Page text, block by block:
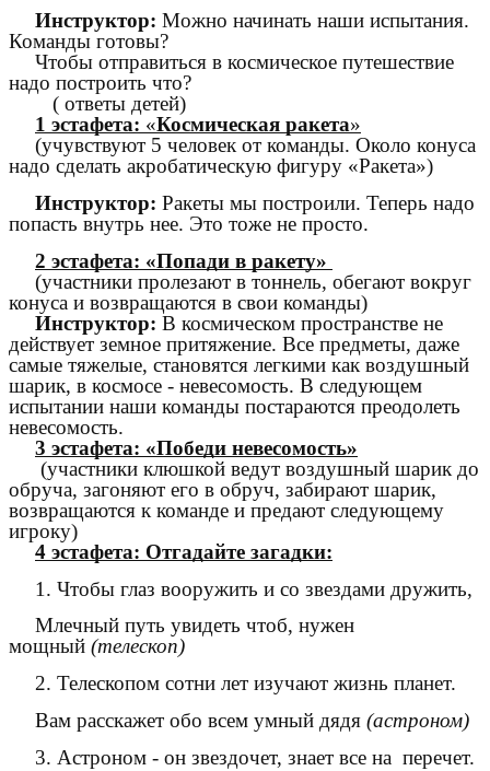
Инструктор: Можно начинать наши испытания.
Команды готовы?
Чтобы отправиться в космическое путешествие
надо построить что?
( ответы детей)
1 эстафета: «Космическая ракета»
(учувствуют 5 человек от команды. Около конуса
надо сделать акробатическую фигуру «Ракета»)
Инструктор: Ракеты мы построили. Теперь надо
попасть внутрь нее. Это тоже не просто.
2 эстафета: «Попади в ракету»
(участники пролезают в тоннель, обегают вокруг
конуса и возвращаются в свои команды)
Инструктор: В космическом пространстве не
действует земное притяжение. Все предметы, даже
самые тяжелые, становятся легкими как воздушный
шарик, в космосе - невесомость. В следующем
испытании наши команды постараются преодолеть
невесомость.
3 эстафета: «Победи невесомость»
(участники клюшкой ведут воздушный шарик до
обруча, загоняют его в обруч, забирают шарик,
возвращаются к команде и предают следующему
игроку)
4 эстафета: Отгадайте загадки:
1. Чтобы глаз вооружить и со звездами дружить,
Млечный путь увидеть чтоб, нужен
мощный (телескоп)
2. Телескопом сотни лет изучают жизнь планет.
Вам расскажет обо всем умный дядя (астроном)
3. Астроном - он звездочет, знает все на перечет.